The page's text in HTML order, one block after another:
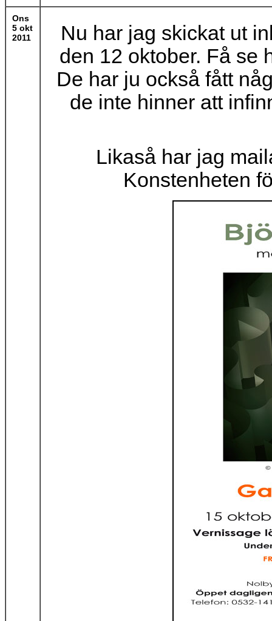
Ons
5 okt
2011
Nu har jag skickat ut
den 12 oktober. Få se
De har ju också fått
de inte hinner att
Likaså har jag
Konstenheten